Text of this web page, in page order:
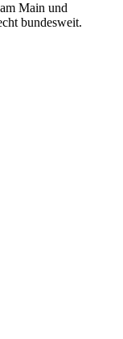
Main und
bundesweit.